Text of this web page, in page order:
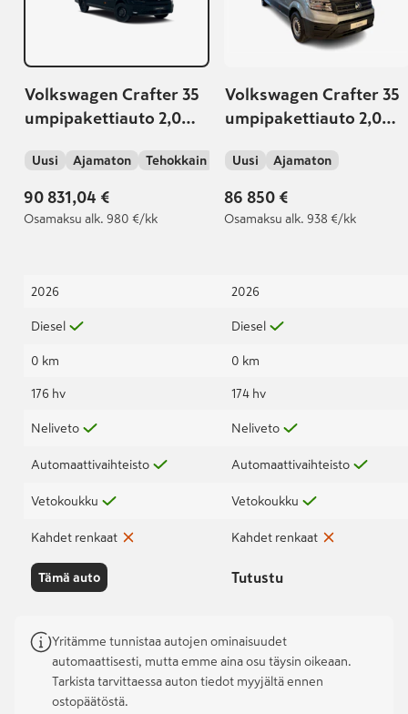
Volkswagen Crafter 35
umpipakettiauto 2,0
3640
Uusi Ajamaton Tehokkain
90 831,04 €
Osamaksu alk. 980 €/kk
2026
Diesel
0 km
176 hv
Neliveto
Automaattivaihteisto
Vetokoukku
Kahdet renkaat
Tämä auto
Volkswagen Crafter 35
umpipakettiauto 2,0
8at, 4490 | Takuu 5 v /
200 000 km
Uusi Ajamaton
86 850 €
Osamaksu alk. 938 €/kk
2026
Diesel
0 km
174 hv
Neliveto
Automaattivaihteisto
Vetokoukku
Kahdet renkaat
Tutustu
Yritämme tunnistaa autojen ominaisuudet
automaattisesti, mutta emme aina osu täysin oikeaan.
Tarkista tarvittaessa auton tiedot myyjältä ennen
ostopäätöstä.